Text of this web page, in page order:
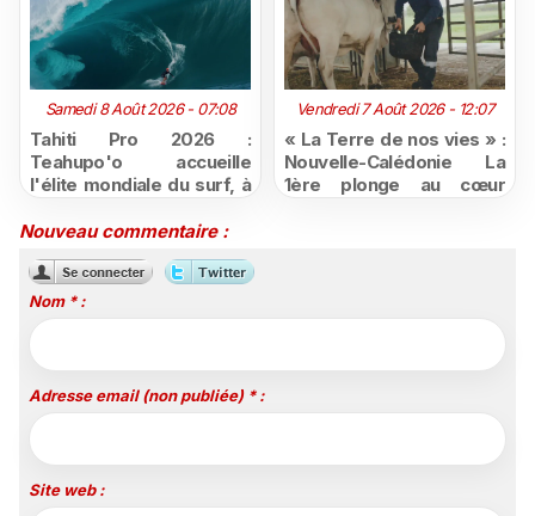
Samedi 8 Août 2026 - 07:08
Tahiti Pro 2026 :
Teahupo'o accueille
l'élite mondiale du surf, à
Polynésie la 1ère
Vendredi 7 Août 2026 - 12:07
« La Terre de nos vies » :
Nouvelle-Calédonie La
1ère plonge au cœur
Nouveau commentaire :
Nom * :
Adresse email (non publiée) * :
Site web :